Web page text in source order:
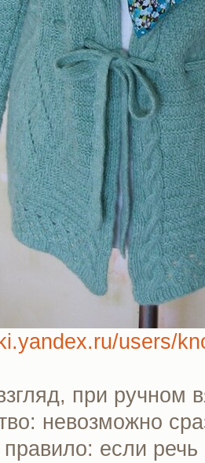
users/
при ручном
невозможно
если